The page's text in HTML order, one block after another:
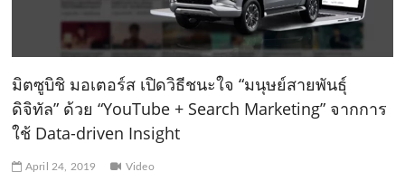
มิตซูบิชิ มอเตอร์ส เปิดวิธีชนะใจ “มนุษย์สายพันธุ์
ดิจิทัล” ด้วย “YouTube + Search Marketing” จากการ
ใช้ Data-driven Insight
April 24, 2019 Video